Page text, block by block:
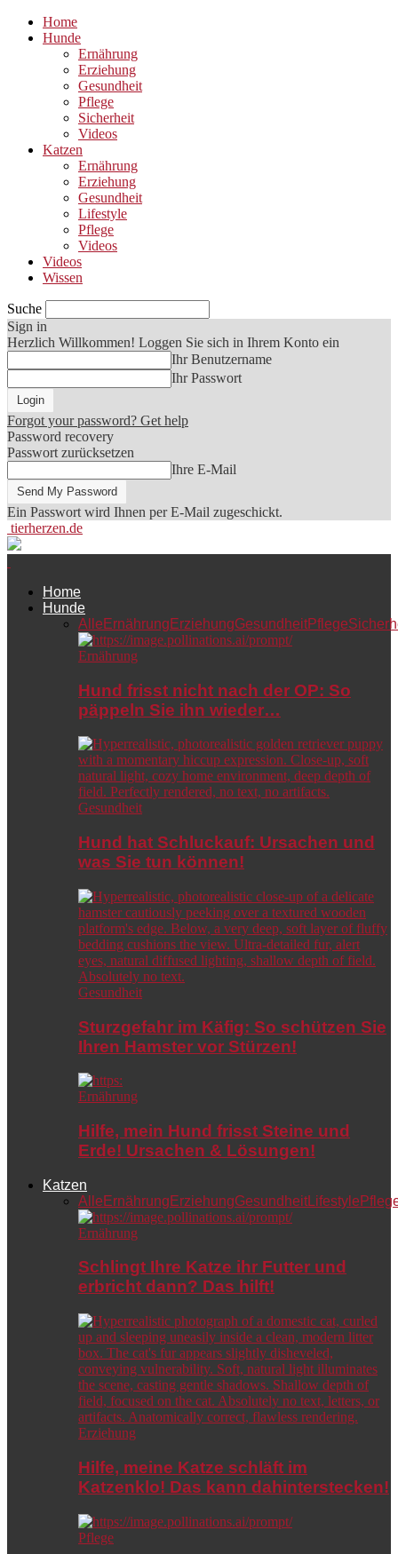
Home
Hunde
Ernährung
Erziehung
Gesundheit
Pflege
Sicherheit
Videos
Katzen
Ernährung
Erziehung
Gesundheit
Lifestyle
Pflege
Videos
Videos
Wissen
Suche
Sign in
Herzlich Willkommen! Loggen Sie sich in Ihrem Konto ein
Ihr Benutzername
Ihr Passwort
Forgot your password? Get help
Password recovery
Passwort zurücksetzen
Ihre E-Mail
Ein Passwort wird Ihnen per E-Mail zugeschickt.
tierherzen.de
Home
Hunde
Alle Ernährung ErziehungGesundheitPflege
Ernährung
Hund frisst nicht nach der OP: So
päppeln Sie ihn wieder…
Gesundheit
Hund hat Schluckauf: Ursachen und
was Sie tun können!
Gesundheit
Sturzgefahr im Käfig: So schützen Sie
Ihren Hamster vor Stürzen!
Ernährung
Hilfe, mein Hund frisst Steine und
Erde! Ursachen & Lösungen!
Katzen
Alle Ernährung ErziehungGesundheitLifestyle
Ernährung
Schlingt Ihre Katze ihr Futter und
erbricht dann? Das hilft!
Erziehung
Hilfe, meine Katze schläft im
Katzenklo! Das kann dahinterstecken!
Pflege